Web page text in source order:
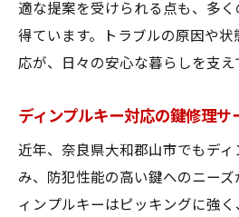
適な提案を受けられる点も、多
得ています。トラブルの原因や
応が、日々の安心な暮らしを支え
ディンプルキー対応の鍵修理サ
近年、奈良県大和郡山市でもデ
み、防犯性能の高い鍵へのニーズ
ィンプルキーはピッキングに強